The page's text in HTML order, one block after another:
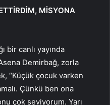
MİSYONA
bir canlı yayında
Demirbağ, zorla
“Küçük çocuk varken
Çünkü ben ona
çok seviyorum. Yarı